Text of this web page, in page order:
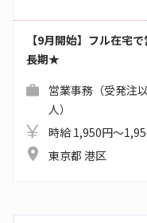
【9月開始】フル在宅
長期★
営業事務（受発注
人）
時給 1,950円～
東京都 港区